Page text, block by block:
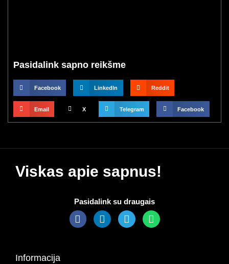
Pasidalink sapno reikšme
Facebook LinkedIn Reddit
Email X Telegram Facebook
Viskas apie sapnus!
Pasidalink su draugais
Informacija